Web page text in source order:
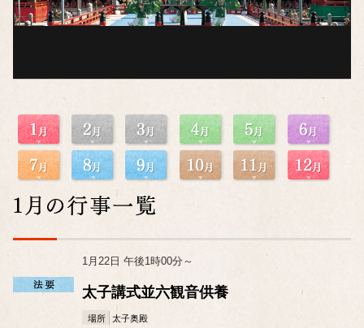
1月22日 午後1時00分～
太子講式並六観音供養
場所 太子奥殿